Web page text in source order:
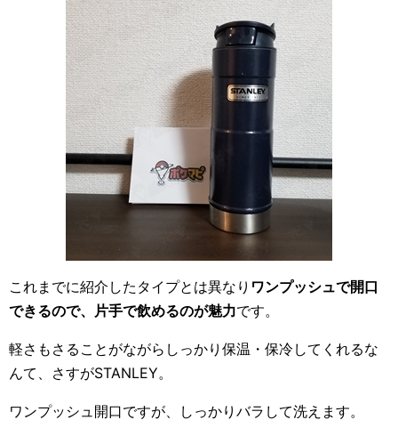
これまでに紹介したタイプとは異なり ワンプッシュで開口
できるので、片手で飲めるのが魅力です。
軽さもさることがながらしっかり保温・保冷してくれるな
んて、さすがSTANLEY。
ワンプッシュ開口ですが、しっかりバラして洗えます。